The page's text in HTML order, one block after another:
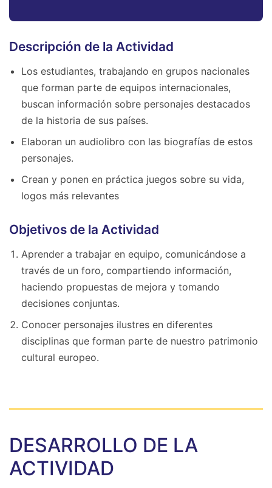
Descripción de la Actividad
Los estudiantes, trabajando en grupos nacionales
que forman parte de equipos internacionales,
buscan información sobre personajes destacados
de la historia de sus países.
Elaboran un audiolibro con las biografías de estos
personajes.
Crean y ponen en práctica juegos sobre su vida,
logos más relevantes
Objetivos de la Actividad
Aprender a trabajar en equipo, comunicándose a
través de un foro, compartiendo información,
haciendo propuestas de mejora y tomando
decisiones conjuntas.
Conocer personajes ilustres en diferentes
disciplinas que forman parte de nuestro patrimonio
cultural europeo.
DESARROLLO DE LA
ACTIVIDAD